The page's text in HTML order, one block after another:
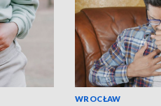
WROCŁAW